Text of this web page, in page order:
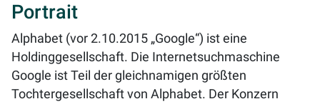
Portrait
Alphabet (vor 2.10.2015 „Google“) ist eine
Holdinggesellschaft. Die Internetsuchmaschine
Google ist Teil der gleichnamigen größten
Tochtergesellschaft von Alphabet. Der Konzern